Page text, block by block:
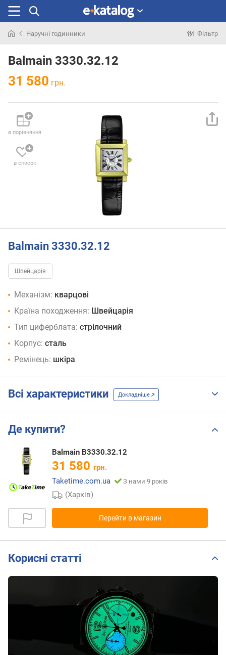
раніше
Наручні годинники Фільтр
Balmain 3330.32.12
31 580 грн.
в порівняння
в список
Balmain 3330.32.12
Швейцарія
Механізм: кварцові
Країна походження: Швейцарія
Тип циферблата: стрілочний
Корпус: сталь
Ремінець: шкіра
Всі характеристики Докладніше
Де купити?
Balmain B3330.32.12
31 580 грн.
Taketime.com.ua
З нами 9 років
(Харків)
Перейти в магазин
Корисні статті